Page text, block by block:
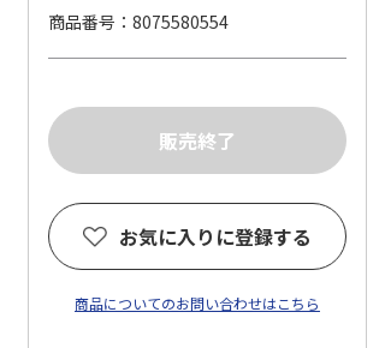
商品番号
8075580554
お気に入りに登録する
商品についてのお問い合わせはこちら